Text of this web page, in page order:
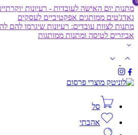
מתנות יום האישה לעובדות - רעיונות
גאדג'טים ממותגים אפקטיביים לעסקים
מתנות לצוות עובדים: רעיונות שיגרמו להם
אביזרים לטיסה ומתנות ממותגות
סל
אהבתי